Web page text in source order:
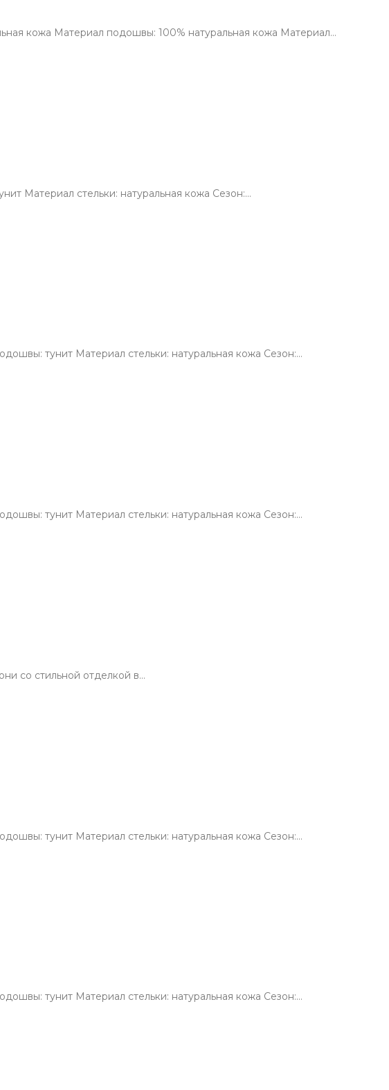
кожа Материал подошвы: 100% натуральная кожа Материал…
Материал стельки: натуральная кожа Сезон:…
тунит Материал стельки: натуральная кожа Сезон:…
тунит Материал стельки: натуральная кожа Сезон:…
со стильной отделкой в…
тунит Материал стельки: натуральная кожа Сезон:…
тунит Материал стельки: натуральная кожа Сезон:…